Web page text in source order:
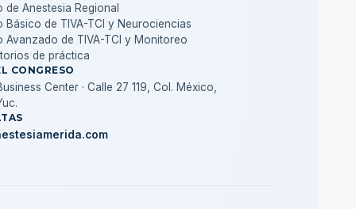
de Anestesia Regional
Básico de TIVA-TCI y Neurociencias
Avanzado de TIVA-TCI y Monitoreo
de práctica
CONGRESO
Center · Calle 27 119, Col. México,